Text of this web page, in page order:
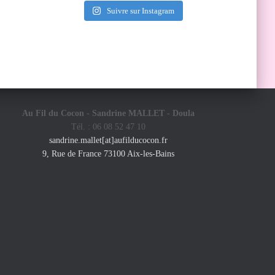
Suivre sur Instagram
Au Fil du Cocon - Sandrine MALLET - Doula
Tél. : 06 08 52 47 10
sandrine.mallet[at]aufilducocon.fr
9, Rue de France 73100 Aix-les-Bains